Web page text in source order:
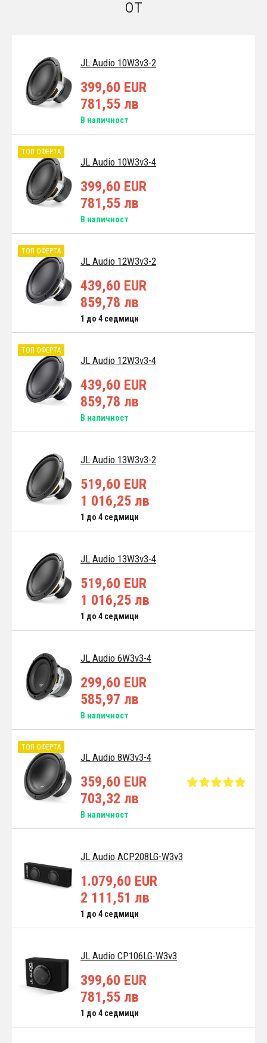
от
JL Audio 10W3v3-2
399,60 EUR
781,55 лв
В наличност
JL Audio 10W3v3-4
ТОП ОФЕРТА
399,60 EUR
781,55 лв
В наличност
JL Audio 12W3v3-2
ТОП ОФЕРТА
439,60 EUR
859,78 лв
1 до 4 седмици
JL Audio 12W3v3-4
ТОП ОФЕРТА
439,60 EUR
859,78 лв
В наличност
JL Audio 13W3v3-2
519,60 EUR
1 016,25 лв
1 до 4 седмици
JL Audio 13W3v3-4
519,60 EUR
1 016,25 лв
1 до 4 седмици
JL Audio 6W3v3-4
299,60 EUR
585,97 лв
В наличност
JL Audio 8W3v3-4
ТОП ОФЕРТА
359,60 EUR
703,32 лв
В наличност
JL Audio ACP208LG-W3v3
1.079,60 EUR
2 111,51 лв
1 до 4 седмици
JL Audio CP106LG-W3v3
399,60 EUR
781,55 лв
1 до 4 седмици